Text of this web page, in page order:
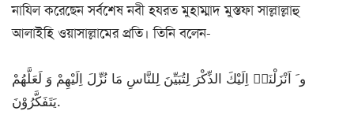
নাযিল করেছেন সর্বশেষ নবী হযরত মুহাম্মাদ মুস্তফা সাল্লাল্লাহু
আলাইহি ওয়াসাল্লামের প্রতি। তিনি বলেন-
و َ اَنْزَلْنَاۤ اِلَیْكَ الذِّكْرَ لِتُبَیِّنَ لِلنَّاسِ مَا نُزِّلَ اِلَیْهِمْ وَ لَعَلَّهُمْ
یَتَفَكَّرُوْنَ.